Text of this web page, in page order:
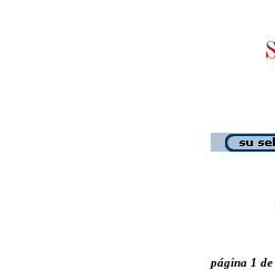
página 1 de